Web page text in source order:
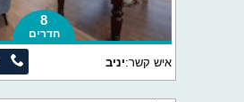
8
חדרים
איש קשר:יניב